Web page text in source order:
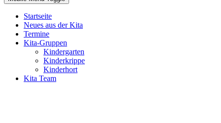
Startseite
Neues aus der Kita
Termine
Kita-Gruppen
Kindergarten
Kinderkrippe
Kinderhort
Kita Team